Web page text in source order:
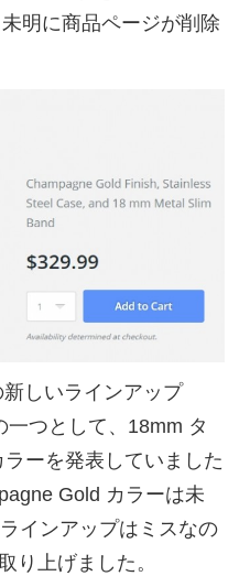
明に商品ページが削除
しいラインアップ
一つとして、18mm タ
ーを発表していました
Gold カラーは未
インアップはミスなの
り上げました。